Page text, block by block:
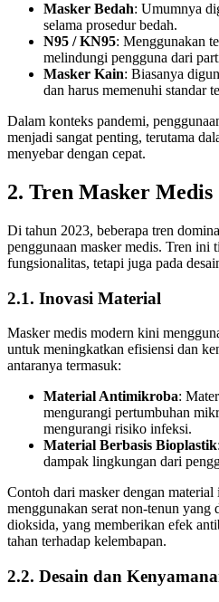
Masker Bedah: Umumnya
selama prosedur bedah.
N95 / KN95: Menggunakan
melindungi pengguna dari
Masker Kain: Biasanya
dan harus memenuhi standar
Dalam konteks pandemi,
menjadi sangat penting, terutama
menyebar dengan cepat.
2. Tren Masker Medis
Di tahun 2023, beberapa tren
penggunaan masker medis. Tren ini
fungsionalitas, tetapi juga pada
2.1. Inovasi Material
Masker medis modern kini
untuk meningkatkan efisiensi dan
antaranya termasuk:
Material Antimikroba:
mengurangi pertumbuhan
mengurangi risiko infeksi.
Material Berbasis Bioplastik
dampak lingkungan dari
Contoh dari masker dengan
menggunakan serat non-tenun yang
dioksida, yang memberikan efek
tahan terhadap kelembapan.
2.2. Desain dan